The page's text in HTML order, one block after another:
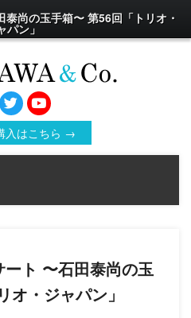
尚の玉手箱〜 第56回「トリオ・
パン」
入はこちら →
ト 〜石田泰尚の玉
オ・ジャパン」